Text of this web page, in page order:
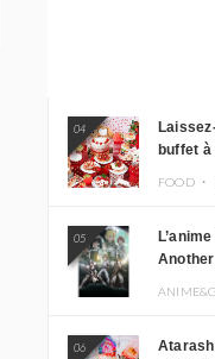
04
buffet
FOOD ・
05
06